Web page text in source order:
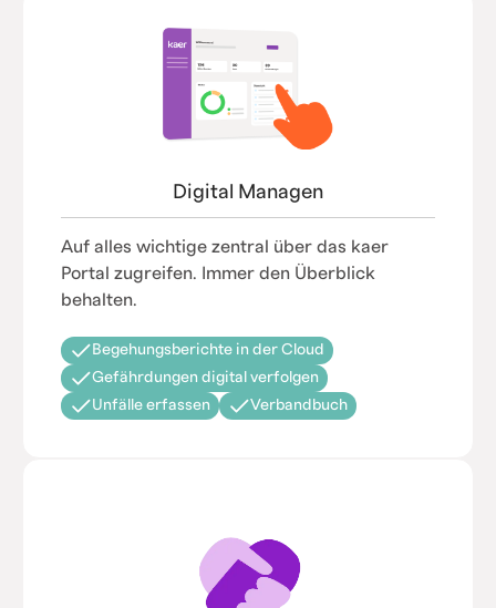
Digital Managen
Auf alles wichtige zentral über das kaer
Portal zugreifen. Immer den Überblick
behalten.
Begehungsberichte in der Cloud
Gefährdungen digital verfolgen
Unfälle erfassen
Verbandbuch